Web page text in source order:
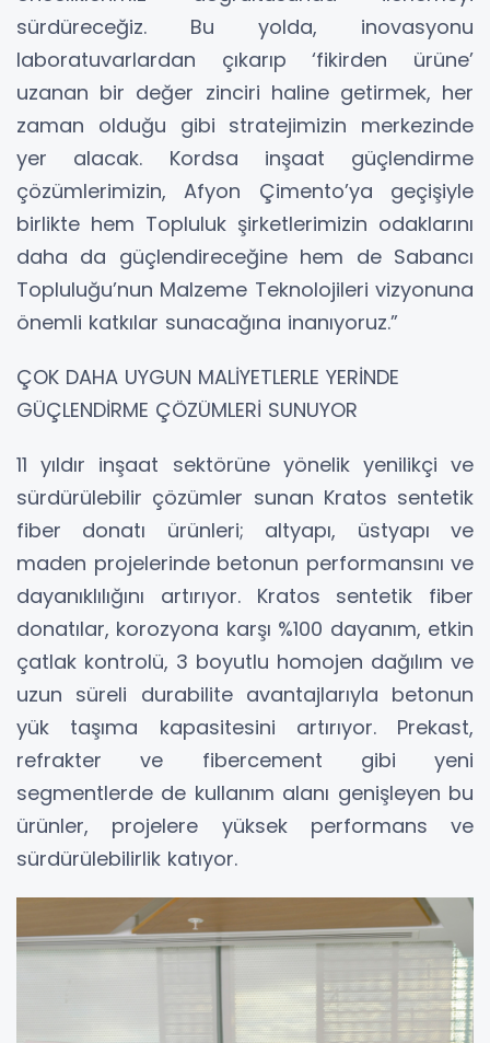
sürdüreceğiz. Bu yolda, inovasyonu
laboratuvarlardan çıkarıp ‘fikirden ürüne’
uzanan bir değer zinciri haline getirmek, her
zaman olduğu gibi stratejimizin merkezinde
yer alacak. Kordsa inşaat güçlendirme
çözümlerimizin, Afyon Çimento’ya geçişiyle
birlikte hem Topluluk şirketlerimizin odaklarını
daha da güçlendireceğine hem de Sabancı
Topluluğu’nun Malzeme Teknolojileri vizyonuna
önemli katkılar sunacağına inanıyoruz.”
ÇOK DAHA UYGUN MALİYETLERLE YERİNDE
GÜÇLENDİRME ÇÖZÜMLERİ SUNUYOR
11 yıldır inşaat sektörüne yönelik yenilikçi ve
sürdürülebilir çözümler sunan Kratos sentetik
fiber donatı ürünleri; altyapı, üstyapı ve
maden projelerinde betonun performansını ve
dayanıklılığını artırıyor. Kratos sentetik fiber
donatılar, korozyona karşı %100 dayanım, etkin
çatlak kontrolü, 3 boyutlu homojen dağılım ve
uzun süreli durabilite avantajlarıyla betonun
yük taşıma kapasitesini artırıyor. Prekast,
refrakter ve fibercement gibi yeni
segmentlerde de kullanım alanı genişleyen bu
ürünler, projelere yüksek performans ve
sürdürülebilirlik katıyor.